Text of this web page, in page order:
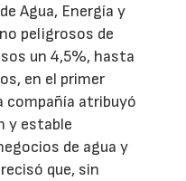
Agua, Energía y
peligrosos de
un 4,5%, hasta
en el primer
compañía atribuyó
y estable
de agua y
que, sin